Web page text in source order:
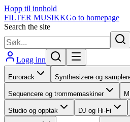
Hopp til innhold
FILTER MUSIKKGo to homepage
Search the site
Logg inn
Eurorack Synthesizere og
Sequencere og trommemaskiner
Studio og opptak DJ og Hi-Fi